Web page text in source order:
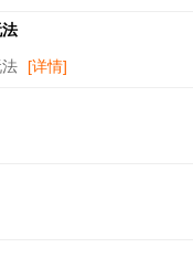
[详情]